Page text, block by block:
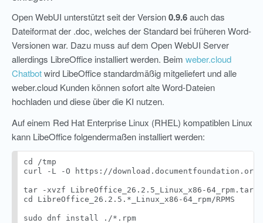
Open WebUI unterstützt seit der Version0.9.6auch das
Dateiformat der .doc, welches der Standard bei früheren Word-
Versionen war. Dazu muss auf dem Open WebUI Server
allerdings LibreOffice installiert werden. Beim weber.cloud
Chatbotwird LibeOffice standardmäßig mitgeliefert und alle
weber.cloud Kunden können sofort alte Word-Dateien
hochladen und diese über die KI nutzen.
Auf einem Red Hat Enterprise Linux (RHEL) kompatiblen Linux
kann LibeOffice folgendermaßen installiert werden:
cd /tmp
curl -L -O https://
tar -xvzf LibreOffice_26.2.5_Linux_x86-
cd LibreOffice_26.2.5.*_Linux_x86-64_rpm/RPMS
sudo dnf install ./*.rpm